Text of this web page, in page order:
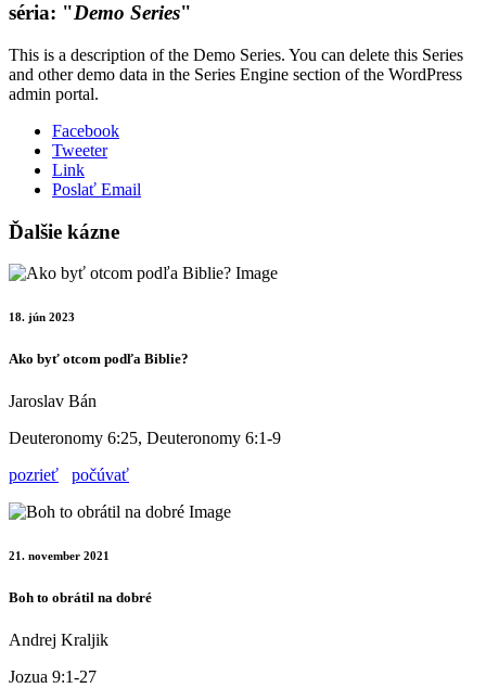
séria: "Demo Series"
This is a description of the Demo Series. You can delete this Series
and other demo data in the Series Engine section of the WordPress
admin portal.
Facebook
Tweeter
Link
Poslať Email
Ďalšie kázne
18. jún 2023
Ako byť otcom podľa Biblie?
Jaroslav Bán
Deuteronomy 6:25, Deuteronomy 6:1-9
pozrieť
počúvať
21. november 2021
Boh to obrátil na dobré
Andrej Kraljik
Jozua 9:1-27